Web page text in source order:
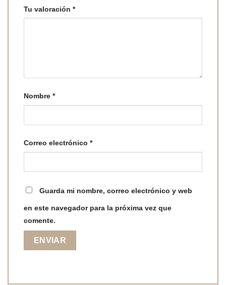
Tu valoración *
Nombre *
Correo electrónico *
Guarda mi nombre, correo electrónico y web
en este navegador para la próxima vez que
comente.